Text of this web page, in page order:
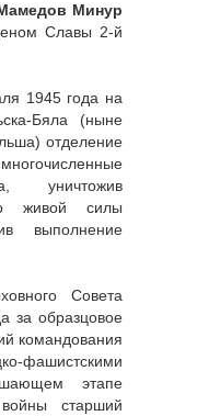
Минур
Славы 2-й
1945 года на
Бяла (ныне
отделение
уничтожив
живой силы
выполнение
Совета
за образцовое
командования
этапе
старший